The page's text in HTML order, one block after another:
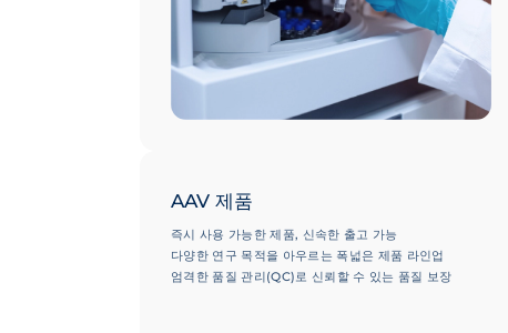
AAV 제품
즉시 사용 가능한 제품, 신속한 출고 가능
다양한 연구 목적을 아우르는 폭넓은 제품 라인업
엄격한 품질 관리(QC)로 신뢰할 수 있는 품질 보장